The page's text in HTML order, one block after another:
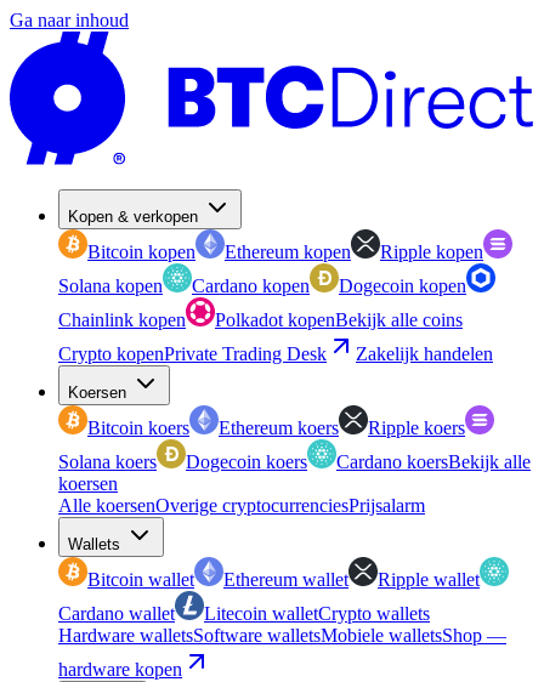
Ga naar inhoud
Kopen & verkopen
Bitcoin kopen Ethereum kopen
Ripple kopen
Solana kopen
Cardano kopen
Dogecoin kopen
Chainlink kopen
Polkadot kopenBekijk alle coins
Crypto kopenPrivate Trading Desk Zakelijk handelen
Koersen
Bitcoin koers Ethereum koers
Ripple koers
Solana koers
Dogecoin koers Cardano koersBekijk alle
koersen
Alle koersenOverige cryptocurrenciesPrijsalarm
Wallets
Bitcoin wallet Ethereum wallet
Ripple wallet
Cardano wallet
Litecoin walletCrypto wallets
Hardware walletsSoftware walletsMobiele walletsShop —
hardware kopen